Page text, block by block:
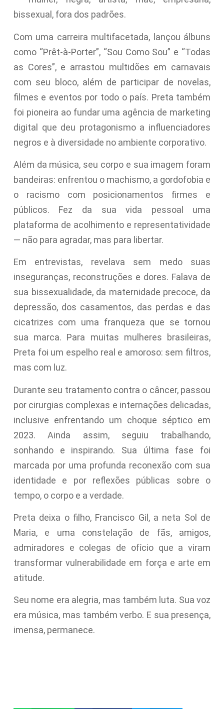
bissexual, fora dos padrões.
Com uma carreira multifacetada, lançou álbuns
como “Prêt-à-Porter”, “Sou Como Sou” e “Todas
as Cores”, e arrastou multidões em carnavais
com seu bloco, além de participar de novelas,
filmes e eventos por todo o país. Preta também
foi pioneira ao fundar uma agência de marketing
digital que deu protagonismo a influenciadores
negros e à diversidade no ambiente corporativo.
Além da música, seu corpo e sua imagem foram
bandeiras: enfrentou o machismo, a gordofobia e
o racismo com posicionamentos firmes e
públicos. Fez da sua vida pessoal uma
plataforma de acolhimento e representatividade
— não para agradar, mas para libertar.
Em entrevistas, revelava sem medo suas
inseguranças, reconstruções e dores. Falava de
sua bissexualidade, da maternidade precoce, da
depressão, dos casamentos, das perdas e das
cicatrizes com uma franqueza que se tornou
sua marca. Para muitas mulheres brasileiras,
Preta foi um espelho real e amoroso: sem filtros,
mas com luz.
Durante seu tratamento contra o câncer, passou
por cirurgias complexas e internações delicadas,
inclusive enfrentando um choque séptico em
2023. Ainda assim, seguiu trabalhando,
sonhando e inspirando. Sua última fase foi
marcada por uma profunda reconexão com sua
identidade e por reflexões públicas sobre o
tempo, o corpo e a verdade.
Preta deixa o filho, Francisco Gil, a neta Sol de
Maria, e uma constelação de fãs, amigos,
admiradores e colegas de ofício que a viram
transformar vulnerabilidade em força e arte em
atitude.
Seu nome era alegria, mas também luta. Sua voz
era música, mas também verbo. E sua presença,
imensa, permanece.